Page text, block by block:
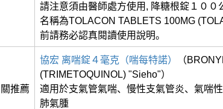
請注意須由醫師處方使用, 降糖根錠１００
名稱為TOLACON TABLETS 100MG
前請務必認真閱讀使用說明。
推薦
協宏 离喘錠４毫克（喘每特諾）
（
(TRIMETOQUINOL) "Sieho"）
適用於支氣管氣喘、慢性支氣管炎、氣喘
肺氣腫